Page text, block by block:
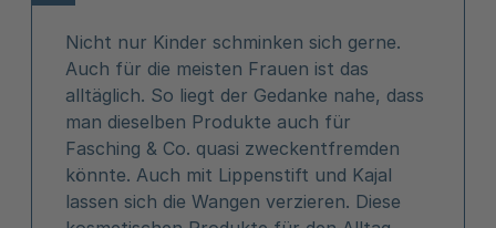
Nicht nur Kinder schminken sich gerne.
Auch für die meisten Frauen ist das
alltäglich. So liegt der Gedanke nahe, dass
man dieselben Produkte auch für
Fasching & Co. quasi zweckentfremden
könnte. Auch mit Lippenstift und Kajal
lassen sich die Wangen verzieren. Diese